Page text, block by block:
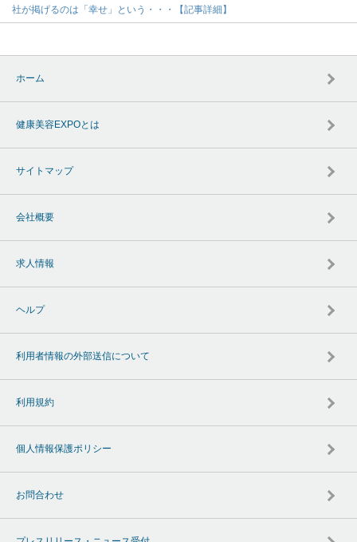
社が掲げるのは「幸せ」という・・・【記事詳細】
ホーム
健康美容EXPOとは
サイトマップ
会社概要
求人情報
ヘルプ
利用者情報の外部送信について
利用規約
個人情報保護ポリシー
お問合わせ